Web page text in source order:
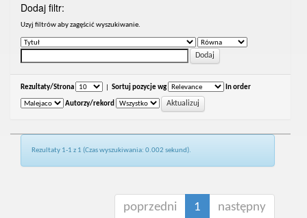
Dodaj filtr:
Uzyj filtrów aby zagęścić wyszukiwanie.
Rezultaty/Strona Sortuj pozycje wg In order
Autorzy/rekord
Rezultaty 1-1 z 1 (Czas wyszukiwania: 0.002 sekund).
poprzedni 1 następny